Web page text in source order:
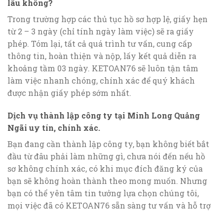
lâu không?
Trong trường hợp các thủ tục hồ sơ hợp lệ, giấy hẹn
từ 2 – 3 ngày (chỉ tính ngày làm việc) sẽ ra giấy
phép. Tóm lại, tất cả quá trình tư vấn, cung cấp
thông tin, hoàn thiện và nộp, lấy kết quả diễn ra
khoảng tầm 03 ngày. KETOAN76 sẽ luôn tận tâm
làm việc nhanh chóng, chính xác để quý khách
được nhận giấy phép sớm nhất.
Dịch vụ thành lập công ty tại Minh Long Quảng
Ngãi uy tín, chính xác.
Bạn đang cần thành lập công ty, bạn không biết bắt
đầu từ đâu phải làm những gì, chưa nói đến nếu hồ
sơ không chính xác, có khi mục đích đăng ký của
bạn sẽ không hoàn thành theo mong muốn. Nhưng
bạn có thể yên tâm tin tưởng lựa chọn chúng tôi,
mọi việc đã có KETOAN76 sẵn sàng tư vấn và hỗ trợ